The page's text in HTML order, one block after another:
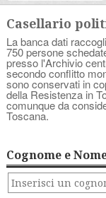
Casellario
La banca dati
750 persone
presso l'Archivio
secondo conflitto
sono conservati in
della Resistenza in
comunque da
Toscana.
Cognome e